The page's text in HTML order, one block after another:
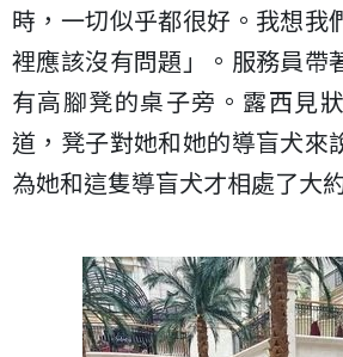
時，一切似乎都很好。我想我
裡應該沒有問題」。服務員帶
有高腳凳的桌子旁。露西見
道，凳子對她和她的導盲犬來
為她和這隻導盲犬才相處了大